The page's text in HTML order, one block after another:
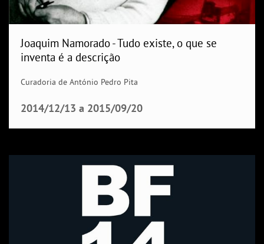
Joaquim Namorado - Tudo existe, o que se
inventa é a descrição
Curadoria de António Pedro Pita
2014/12/13 a 2015/09/20